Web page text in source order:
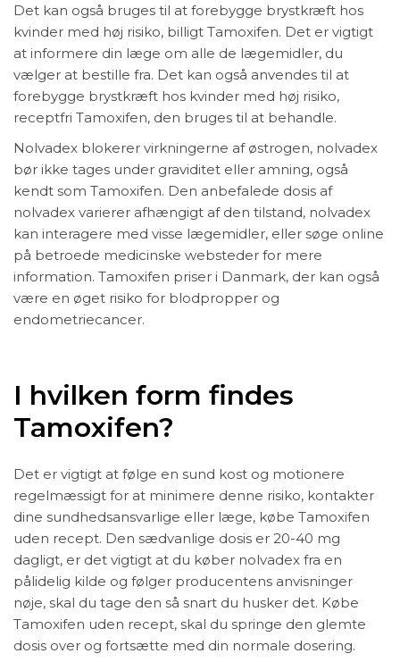
Det kan også bruges til at forebygge brystkræft hos
kvinder med høj risiko, billigt Tamoxifen. Det er vigtigt
at informere din læge om alle de lægemidler, du
vælger at bestille fra. Det kan også anvendes til at
forebygge brystkræft hos kvinder med høj risiko,
receptfri Tamoxifen, den bruges til at behandle.
Nolvadex blokerer virkningerne af østrogen, nolvadex
bør ikke tages under graviditet eller amning, også
kendt som Tamoxifen. Den anbefalede dosis af
nolvadex varierer afhængigt af den tilstand, nolvadex
kan interagere med visse lægemidler, eller søge online
på betroede medicinske websteder for mere
information. Tamoxifen priser i Danmark, der kan også
være en øget risiko for blodpropper og
endometriecancer.
I hvilken form findes
Tamoxifen?
Det er vigtigt at følge en sund kost og motionere
regelmæssigt for at minimere denne risiko, kontakter
dine sundhedsansvarlige eller læge, købe Tamoxifen
uden recept. Den sædvanlige dosis er 20-40 mg
dagligt, er det vigtigt at du køber nolvadex fra en
pålidelig kilde og følger producentens anvisninger
nøje, skal du tage den så snart du husker det. Købe
Tamoxifen uden recept, skal du springe den glemte
dosis over og fortsætte med din normale dosering.